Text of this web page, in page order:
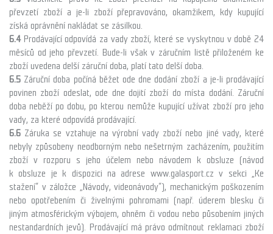
převzetí zboží a je-li zboží přepravováno, okamžikem, kdy kupující
získá oprávnění nakládat se zásilkou.
6.4Prodávající odpovídá za vady zboží, které se vyskytnou v době 24
měsíců od jeho převzetí. Bude-li však v záručním listě přiloženém ke
zboží uvedena delší záruční doba, platí tato delší doba.
6.5 Záruční doba počíná běžet ode dne dodání zboží a je-li prodávající
povinen zboží odeslat, ode dne dojití zboží do místa dodání. Záruční
doba neběží po dobu, po kterou nemůže kupující užívat zboží pro jeho
vady, za které odpovídá prodávající.
6.6 Záruka se vztahuje na výrobní vady zboží nebo jiné vady, které
nebyly způsobeny neodborným nebo nešetrným zacházením, použitím
zboží v rozporu s jeho účelem nebo návodem k obsluze (návod
k obsluze je k dispozici na adrese www.galasport.czv sekci „Ke
stažení“ v záložce „Návody, videonávody“), mechanickým poškozením
nebo opotřebením či živelnými pohromami (např. úderem blesku či
jiným atmosférickým výbojem, ohněm či vodou nebo působením jiných
nestandardních jevů). Prodávající má právo odmítnout reklamaci zboží